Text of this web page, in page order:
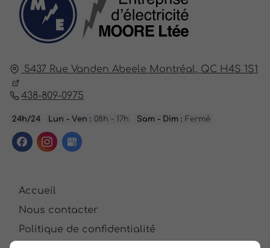
5437 Rue Vanden Abeele Montréal, QC H4S 1S1
438-809-0975
24h/24 Lun - Ven : 08h - 17h Sam - Dim : Fermé
Accueil
Nous contacter
Politique de confidentialité